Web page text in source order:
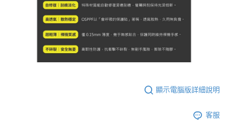
顯示電腦版詳細說明
客服